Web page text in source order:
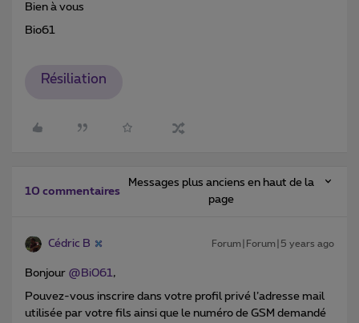
Bien à vous
Bio61
Résiliation
10 commentaires
Messages plus anciens en haut de la
page
Cédric B Forum|Forum|5 years ago
Bonjour @Bi061,
Pouvez-vous inscrire dans votre profil privé l’adresse mail
utilisée par votre fils ainsi que le numéro de GSM demandé